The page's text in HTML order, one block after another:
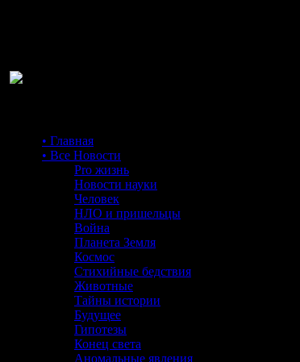
• Главная
• Все Новости
Pro жизнь
Новости науки
Человек
НЛО и пришельцы
Война
Планета Земля
Космос
Стихийные бедствия
Животные
Тайны истории
Будущее
Гипотезы
Конец света
Аномальные явления